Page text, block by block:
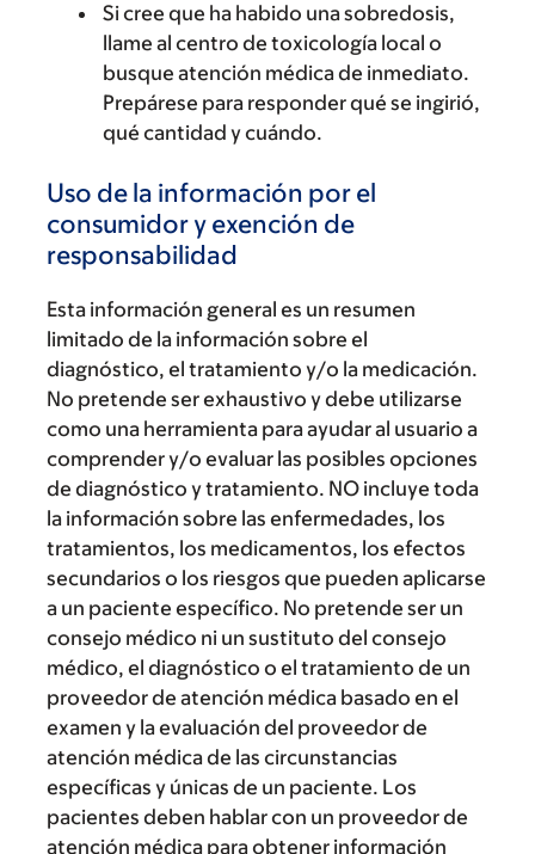
Si cree que ha habido una sobredosis,
llame al centro de toxicología local o
busque atención médica de inmediato.
Prepárese para responder qué se ingirió,
qué cantidad y cuándo.
Uso de la información por el
consumidor y exención de
responsabilidad
Esta información general es un resumen
limitado de la información sobre el
diagnóstico, el tratamiento y/o la medicación.
No pretende ser exhaustivo y debe utilizarse
como una herramienta para ayudar al usuario a
comprender y/o evaluar las posibles opciones
de diagnóstico y tratamiento. NO incluye toda
la información sobre las enfermedades, los
tratamientos, los medicamentos, los efectos
secundarios o los riesgos que pueden aplicarse
a un paciente específico. No pretende ser un
consejo médico ni un sustituto del consejo
médico, el diagnóstico o el tratamiento de un
proveedor de atención médica basado en el
examen y la evaluación del proveedor de
atención médica de las circunstancias
específicas y únicas de un paciente. Los
pacientes deben hablar con un proveedor de
atención médica para obtener información